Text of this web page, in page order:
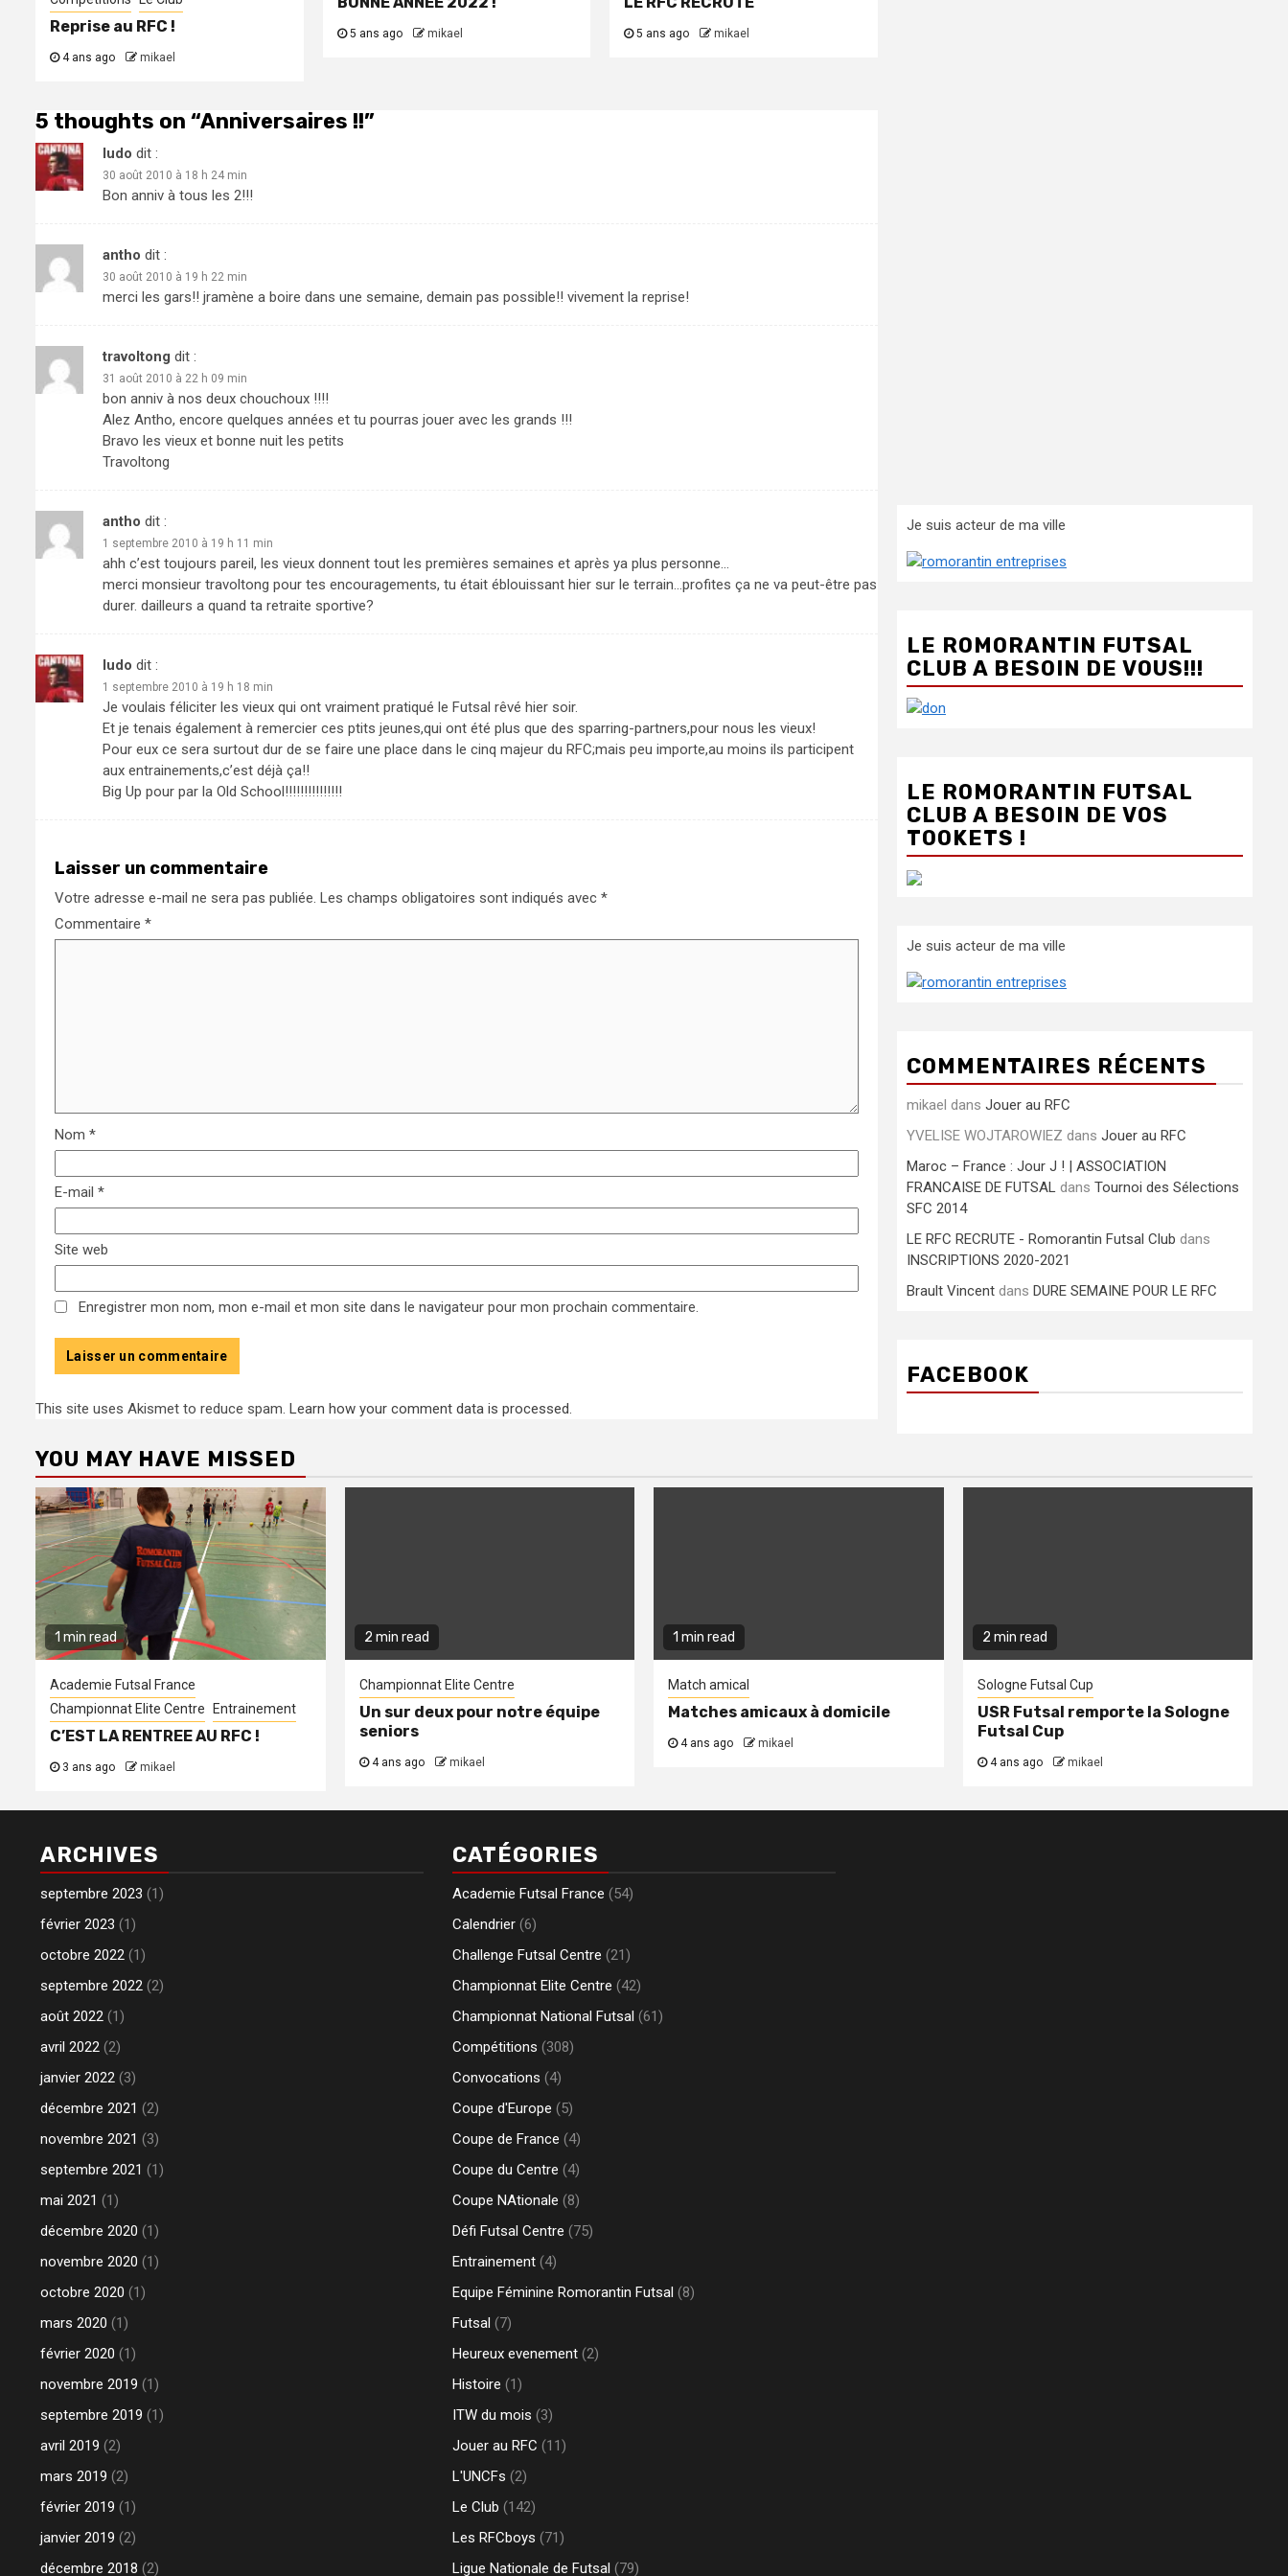
Reprise au RFC !
4 ans ago mikael
5 ans ago mikael 5 ans ago mikael
5 thoughts on “Anniversaires !!”
ludo dit :
30 août 2010 à 18 h 24 min
Bon anniv à tous les 2!!!
antho dit :
30 août 2010 à 19 h 22 min
merci les gars!! jramène a boire dans une semaine, demain pas possible!! vivement la reprise!
travoltong dit :
31 août 2010 à 22 h 09 min
bon anniv à nos deux chouchoux !!!!
Alez Antho, encore quelques années et tu pourras jouer avec les grands !!!
Bravo les vieux et bonne nuit les petits
Travoltong
antho dit :
1 septembre 2010 à 19 h 11 min
ahh c’est toujours pareil, les vieux donnent tout les premières semaines et après ya plus personne…
merci monsieur travoltong pour tes encouragements, tu était éblouissant hier sur le terrain…profites ça ne va peut-être pas
durer. dailleurs a quand ta retraite sportive?
ludo dit :
1 septembre 2010 à 19 h 18 min
Je voulais féliciter les vieux qui ont vraiment pratiqué le Futsal rêvé hier soir.
Et je tenais également à remercier ces ptits jeunes,qui ont été plus que des sparring-partners,pour nous les vieux!
Pour eux ce sera surtout dur de se faire une place dans le cinq majeur du RFC;mais peu importe,au moins ils participent
aux entrainements,c’est déjà ça!!
Big Up pour par la Old School!!!!!!!!!!!!!!!
Laisser un commentaire
Votre adresse e-mail ne sera pas publiée. Les champs obligatoires sont indiqués avec *
Commentaire *
Nom *
E-mail *
Site web
Enregistrer mon nom, mon e-mail et mon site dans le navigateur pour mon prochain commentaire.
This site uses Akismet to reduce spam. Learn how your comment data is processed.
Je suis acteur de ma ville
LE ROMORANTIN FUTSAL
CLUB A BESOIN DE VOUS!!!
LE ROMORANTIN FUTSAL
CLUB A BESOIN DE VOS
TOOKETS !
Je suis acteur de ma ville
COMMENTAIRES RÉCENTS
mikael dans Jouer au RFC
YVELISE WOJTAROWIEZ dans Jouer au RFC
Maroc – France : Jour J ! | ASSOCIATION
FRANCAISE DE FUTSAL dans Tournoi des Sélections
SFC 2014
LE RFC RECRUTE - Romorantin Futsal Club dans
INSCRIPTIONS 2020-2021
Brault Vincent dans DURE SEMAINE POUR LE RFC
FACEBOOK
YOU MAY HAVE MISSED
1 min read
Academie Futsal France
Championnat Elite Centre
Entrainement
C’EST LA RENTREE AU RFC !
3 ans ago mikael
2 min read
Championnat Elite Centre
Un sur deux pour notre équipe
seniors
4 ans ago mikael
1 min read
Match amical
Matches amicaux à domicile
4 ans ago mikael
2 min read
Sologne Futsal Cup
USR Futsal remporte la Sologne
Futsal Cup
4 ans ago mikael
ARCHIVES
septembre 2023 (1)
février 2023 (1)
octobre 2022 (1)
septembre 2022 (2)
août 2022 (1)
avril 2022 (2)
janvier 2022 (3)
décembre 2021 (2)
novembre 2021 (3)
septembre 2021 (1)
mai 2021 (1)
décembre 2020 (1)
novembre 2020 (1)
octobre 2020 (1)
mars 2020 (1)
février 2020 (1)
novembre 2019 (1)
septembre 2019 (1)
avril 2019 (2)
mars 2019 (2)
février 2019 (1)
janvier 2019 (2)
décembre 2018 (2)
CATÉGORIES
Academie Futsal France (54)
Calendrier (6)
Challenge Futsal Centre (21)
Championnat Elite Centre (42)
Championnat National Futsal (61)
Compétitions (308)
Convocations (4)
Coupe d'Europe (5)
Coupe de France (4)
Coupe du Centre (4)
Coupe NAtionale (8)
Défi Futsal Centre (75)
Entrainement (4)
Equipe Féminine Romorantin Futsal (8)
Futsal (7)
Heureux evenement (2)
Histoire (1)
ITW du mois (3)
Jouer au RFC (11)
L'UNCFs (2)
Le Club (142)
Les RFCboys (71)
Ligue Nationale de Futsal (79)